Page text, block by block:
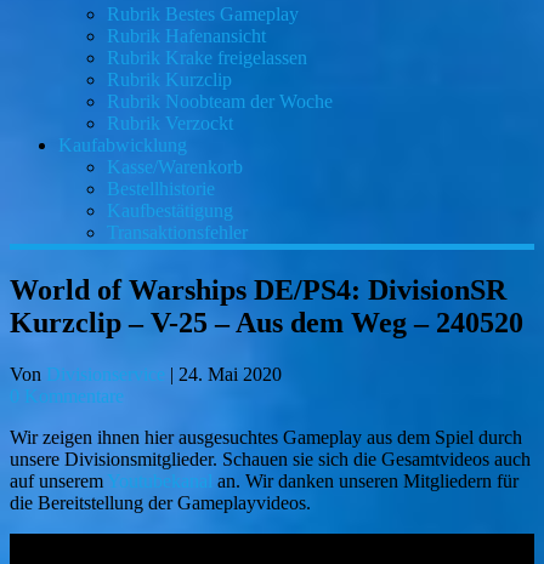
Rubrik Bestes Gameplay
Rubrik Hafenansicht
Rubrik Krake freigelassen
Rubrik Kurzclip
Rubrik Noobteam der Woche
Rubrik Verzockt
Kaufabwicklung
Kasse/Warenkorb
Bestellhistorie
Kaufbestätigung
Transaktionsfehler
World of Warships DE/PS4: DivisionSR
Kurzclip – V-25 – Aus dem Weg – 240520
Von Divisionservice | 24. Mai 2020
0 Kommentare
Wir zeigen ihnen hier ausgesuchtes Gameplay aus dem Spiel durch
unsere Divisionsmitglieder. Schauen sie sich die Gesamtvideos auch
auf unserem Youtubekanal an. Wir danken unseren Mitgliedern für
die Bereitstellung der Gameplayvideos.